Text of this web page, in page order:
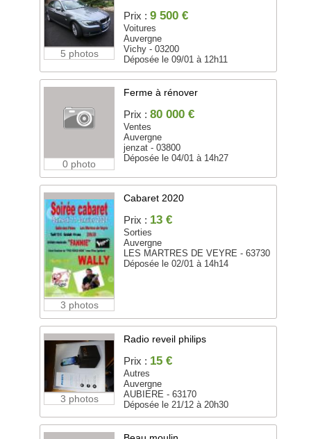
5 photos
Prix : 9 500 €
Voitures
Auvergne
Vichy - 03200
Déposée le 09/01 à 12h11
0 photo
Ferme à rénover
Prix : 80 000 €
Ventes
Auvergne
jenzat - 03800
Déposée le 04/01 à 14h27
3 photos
Cabaret 2020
Prix : 13 €
Sorties
Auvergne
LES MARTRES DE VEYRE - 63730
Déposée le 02/01 à 14h14
3 photos
Radio reveil philips
Prix : 15 €
Autres
Auvergne
AUBIERE - 63170
Déposée le 21/12 à 20h30